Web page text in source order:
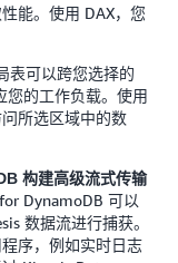
能。使用 DAX，您
表可以跨您选择的
您的工作负载。使用
所选区域中的数
构建高级流式传输
DynamoDB 可以
数据流进行捕获。
序，例如实时日志